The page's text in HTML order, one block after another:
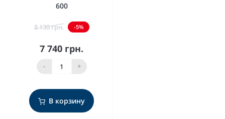
600
8 130 грн. -5%
7 740 грн.
- +
В корзину